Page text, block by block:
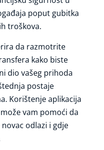
poput gubitka
troškova.
da razmotrite
kako biste
dio vašeg prihoda
postaje
Korištenje aplikacija
vam pomoći da
odlazi i gdje